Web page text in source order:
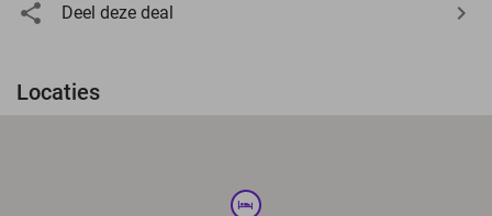
Deel deze deal
Locaties
hotel